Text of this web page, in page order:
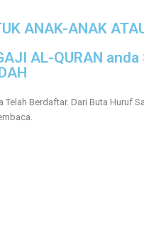
ANAK-ANAK
AL-QURAN anda
Telah Berdaftar. Dari Buta Huruf